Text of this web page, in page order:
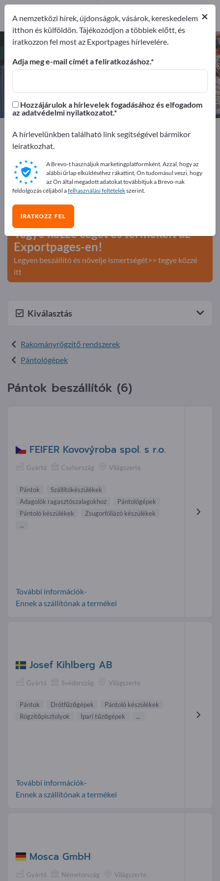
Pántok – gyártók és beszállítók
keresése
Gyártók6
Exportpages
Szállítás és csomagolás
Rakományrögzítő rendszerek
Pántok
Hirdessen ingyen az Exportpages-
en!
Tegye közzé cégét és termékeit az
Exportpages-en!
Legyen beszállító és növelje ismertségét>> tegye közzé
itt
Kiválasztás
Rakományrögzítő rendszerek
Pántológépek
Pántok beszállítók (6)
FEIFER Kovovýroba spol. s r.o.
Gyártó Csehország Világszerte
Pántok
Szállítókészülékek
Adagolók ragasztószalagokhoz
Pántológépek
Pántoló készülékek
Zsugorfóliázó készülékek
...
További információk-
Ennek a szállítónak a termékei
Josef Kihlberg AB
Gyártó Svédország Világszerte
Pántok Drótfűzőgépek
Pántoló készülékek
Rögzítőpisztolyok
Ipari tűzőgépek ...
További információk-
Ennek a szállítónak a termékei
Mosca GmbH
Gyártó Németország Világszerte
×
A nemzetközi hírek, újdonságok, vásárok, kereskedelem
itthon és külföldön. Tájékozódjon a többiek előtt, és
iratkozzon fel most az Exportpages hírlevelére.
Adja meg e-mail címét a feliratkozáshoz.
Hozzájárulok a hírlevelek fogadásához és elfogadom
az adatvédelmi nyilatkozatot.
A hírlevelünkben található link segítségével bármikor
leiratkozhat.
A Brevo-t használjuk marketingplatformként. Azzal, hogy az
alábbi űrlap elküldéséhez rákattint, Ön tudomásul veszi, hogy
az Ön által megadott adatokat továbbítjuk a Brevo-nak
feldolgozás céljából afelhasználási feltételekszerint.
IRATKOZZ FEL